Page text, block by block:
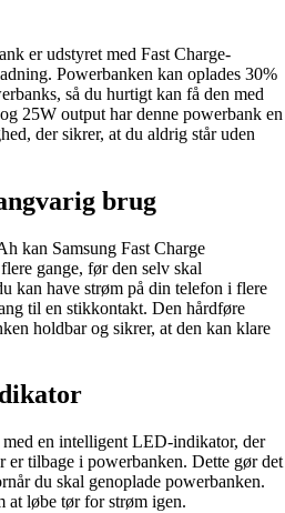
er udstyret med Fast Charge-
Powerbanken kan oplades 30%
så du hurtigt kan få den med
25W output har denne powerbank en
der sikrer, at du aldrig står uden
brug
kan Samsung Fast Charge
gange, før den selv skal
kan have strøm på din telefon i flere
til en stikkontakt. Den hårdføre
holdbar og sikrer, at den kan klare
en intelligent LED-indikator, der
er tilbage i powerbanken. Dette gør det
du skal genoplade powerbanken.
at løbe tør for strøm igen.